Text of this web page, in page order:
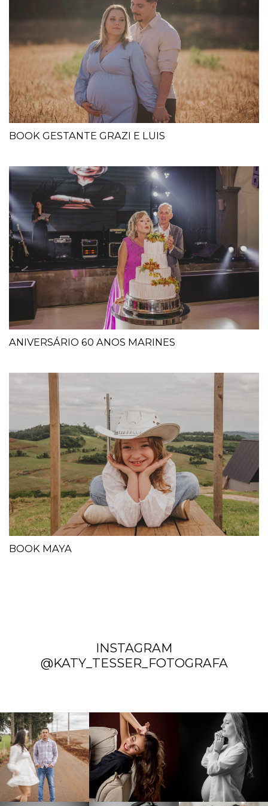
BOOK GESTANTE GRAZI E LUIS
ANIVERSÁRIO 60 ANOS MARINES
BOOK MAYA
INSTAGRAM
@KATY_TESSER_FOTOGRAFA